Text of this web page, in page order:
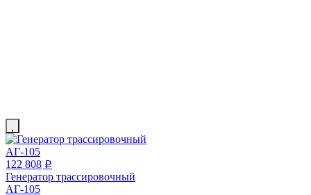
122 808 p
Генератор трассировочный
АГ-105